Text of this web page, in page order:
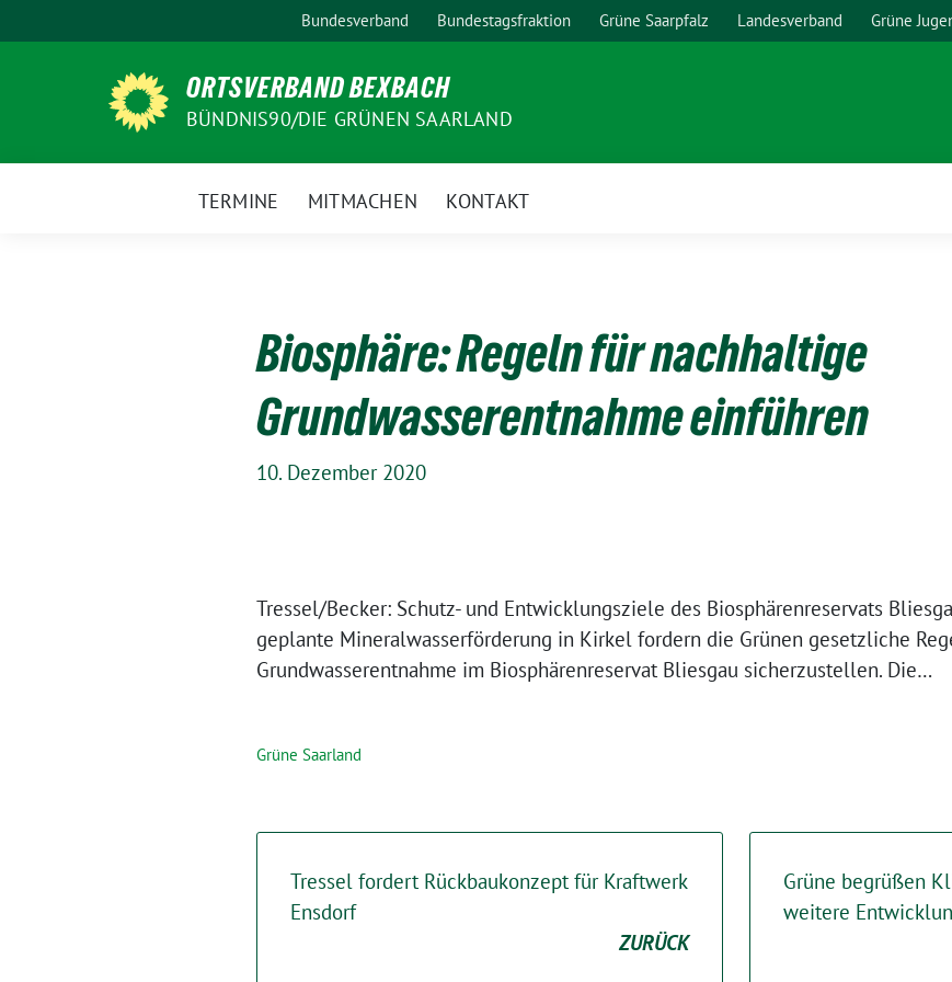
zum
Bundesverband Bundestagsfraktion Grüne Saarpfalz Landesverband Grüne
ORTSVERBAND BEXBACH
BÜNDNIS90/DIE GRÜNEN SAARLAND
TERMINE MITMACHEN KONTAKT
Biosphäre: Regeln für nachhaltige
Grundwasserentnahme einführen
10. Dezember 2020
Tressel/Becker: Schutz- und Entwicklungsziele des Biosphärenreservats
geplante Mineralwasserförderung in Kirkel fordern die Grünen gesetzliche
Grundwasserentnahme im Biosphärenreservat Bliesgau sicherzustellen. Die…
Grüne Saarland
Tressel fordert Rückbaukonzept für Kraftwerk
Ensdorf
ZURÜCK
Grüne begrüßen
weitere